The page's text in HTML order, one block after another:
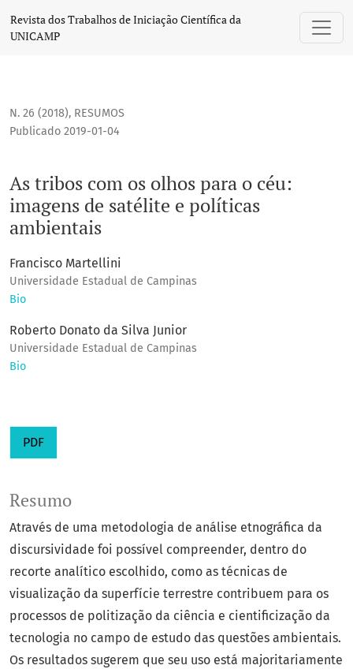
As tribos com os olhos para o céu: imagens de satélite e
Revista dos Trabalhos de Iniciação Científica da
UNICAMP
N. 26 (2018), RESUMOS
As tribos com os olhos para o céu:
imagens de satélite e políticas
ambientais
Publicado 2019-01-04
Francisco Martellini
Universidade Estadual de Campinas
Bio
Roberto Donato da Silva Junior
Universidade Estadual de Campinas
Bio
PDF
Resumo
Através de uma metodologia de análise etnográfica da
discursividade foi possível compreender, dentro do
recorte analítico escolhido, como as técnicas de
visualização da superfície terrestre contribuem para os
processos de politização da ciência e cientificização da
tecnologia no campo de estudo das questões ambientais.
Os resultados sugerem que seu uso está majoritariamente